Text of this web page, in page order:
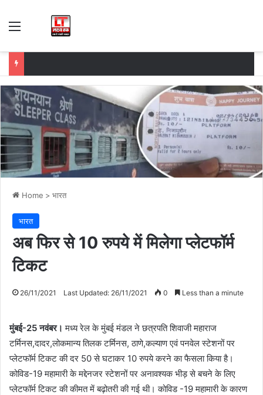
Menu
Home > भारत
भारत
अब फिर से 10 रुपये में मिलेगा प्लेटफॉर्म
टिकट
26/11/2021 Last Updated: 26/11/2021 0 Less than a minute
मुंबई-25 नवंबर। मध्य रेल के मुंबई मंडल ने छत्रपति शिवाजी महाराज
टर्मिनस,दादर,लोकमान्य तिलक टर्मिनस, ठाणे,कल्याण एवं पनवेल स्टेशनों पर
प्लेटफॉर्म टिकट की दर 50 से घटाकर 10 रुपये करने का फैसला किया है।
कोविड-19 महामारी के मद्देनजर स्टेशनों पर अनावश्यक भीड़ से बचने के लिए
प्लेटफॉर्म टिकट की कीमत में बढ़ोतरी की गई थी। कोविड -19 महामारी के कारण